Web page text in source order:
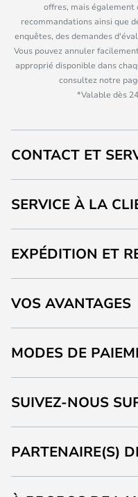
offres, mais également
recommandations ainsi que
enquêtes, des demandes
Vous pouvez annuler
approprié disponible dans
consultez notre
*Valable dès
CONTACT ET
SERVICE À LA
EXPÉDITION ET
VOS AVANTAGES
MODES DE
SUIVEZ-NOUS
PARTENAIRE(S)